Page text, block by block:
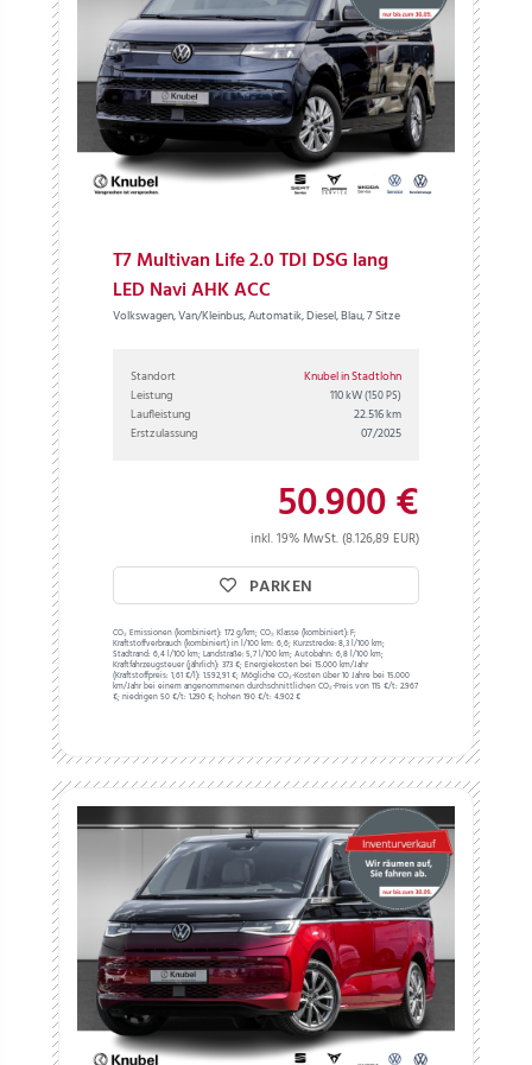
T7 Multivan Life 2.0 TDI DSG lang
LED Navi AHK ACC
Volkswagen, Van/Kleinbus, Automatik, Diesel, Blau, 7 Sitze
Standort
Knubel in Stadtlohn
Leistung
110 kW(150 PS)
Laufleistung
22.516 km
Erstzulassung
07/2025
50.900 €
inkl. 19% MwSt. (8.126,89 EUR)
PARKEN
CO₂ Emissionen (kombiniert): 172 g/km;CO₂ Klasse (kombiniert): F;
Kraftstoffverbrauch (kombiniert) in l/100 km: 6,6;Kurzstrecke: 8,3 l/100 km;
Stadtrand: 6,4 l/100 km;Landstraße: 5,7 l/100 km;Autobahn: 6,8 l/100 km;
Kraftfahrzeugsteuer (jährlich): 373 €;Energiekosten bei 15.000 km/Jahr
(Kraftstoffpreis: 1,61€/l): 1.592,91 €;Mögliche CO₂-Kosten über 10 Jahre bei 15.000
km/Jahr bei einem angenommenen durchschnittlichen CO₂-Preis von 115 €/t: 2.967
€; niedrigen 50 €/t: 1.290 €; hohen 190 €/t: 4.902 €